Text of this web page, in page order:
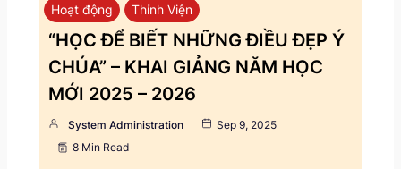
Hoạt động Thỉnh Viện
“HỌC ĐỂ BIẾT NHỮNG ĐIỀU ĐẸP Ý
CHÚA” – KHAI GIẢNG NĂM HỌC
MỚI 2025 – 2026
System Administration
Sep 9, 2025
8 Min Read